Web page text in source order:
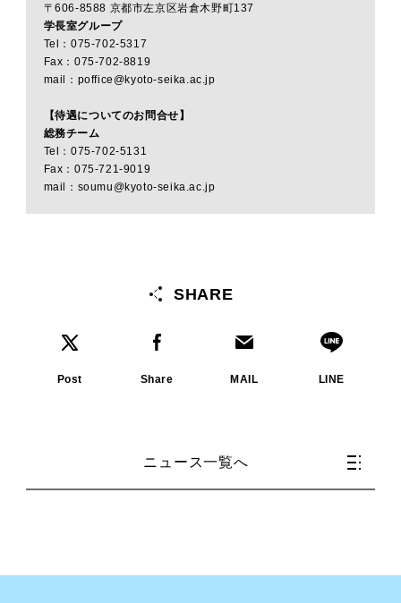
〒606-8588 京都市左京区岩倉木野町137
学長室グループ
Tel：075-702-5317
Fax：075-702-8819
mail：poffice@kyoto-seika.ac.jp
【待遇についてのお問合せ】
総務チーム
Tel：075-702-5131
Fax：075-721-9019
mail：soumu@kyoto-seika.ac.jp
SHARE
Post Share MAIL LINE
ニュース一覧へ